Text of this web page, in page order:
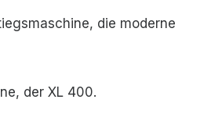
die moderne
der XL 400.